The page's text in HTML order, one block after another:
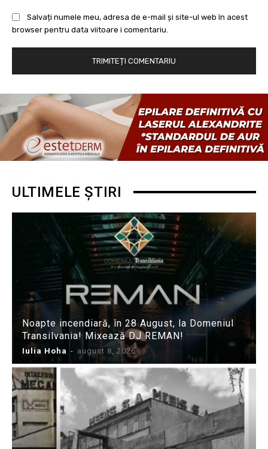
Salvați numele meu, adresa de e-mail și site-ul web în acest
browser pentru data viitoare i comentariu.
ULTIMELE ȘTIRI
Noapte incendiară, în 28 August, la Domeniul
Transilvania! Mixează DJ REMAN!
Iulia Hoha - august 8, 2026